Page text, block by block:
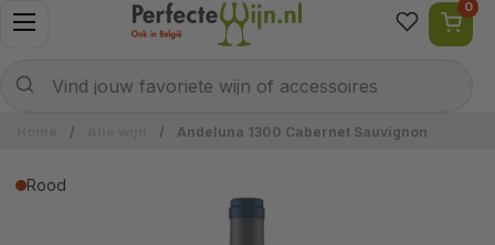
Ga naar content
Menu openen
Vind jouw favoriete wijn of accessoires
0
/ / Andeluna 1300 Cabernet Sauvignon
Rood